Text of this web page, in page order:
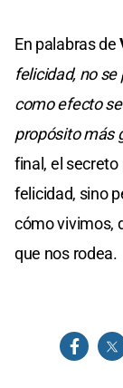
En palabras de
felicidad, no
como efecto
propósito más
final, el
felicidad, sino
cómo vivimos,
que nos rodea.